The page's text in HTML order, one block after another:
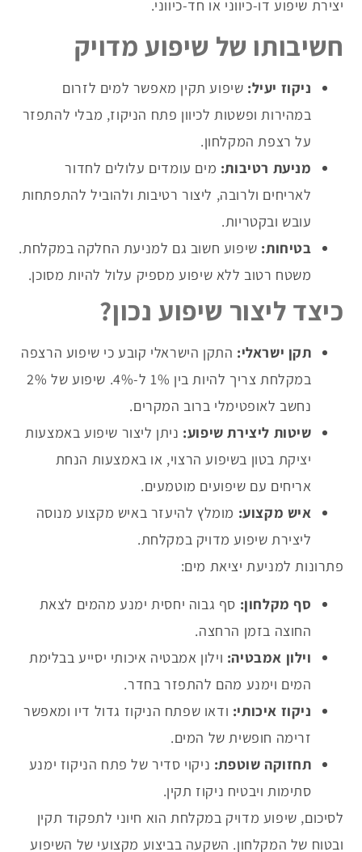
יצירת שיפוע דו-כיווני או חד-כיווני.
חשיבותו של שיפוע מדויק
ניקוז יעיל: שיפוע תקין מאפשר למים לזרום
במהירות ופשטות לכיוון פתח הניקוז, מבלי להתפזר
על רצפת המקלחון.
מניעת רטיבות: מים עומדים עלולים לחדור
לאריחים ולרובה, ליצור רטיבות ולהוביל להתפתחות
עובש ובקטריות.
בטיחות: שיפוע חשוב גם למניעת החלקה במקלחת.
משטח רטוב ללא שיפוע מספיק עלול להיות מסוכן.
כיצד ליצור שיפוע נכון?
תקן ישראלי: התקן הישראלי קובע כי שיפוע הרצפה
במקלחת צריך להיות בין 1% ל-4%. שיפוע של 2%
נחשב לאופטימלי ברוב המקרים.
שיטות ליצירת שיפוע: ניתן ליצור שיפוע באמצעות
יציקת בטון בשיפוע הרצוי, או באמצעות הנחת
אריחים עם שיפועים מוטמעים.
איש מקצוע: מומלץ להיעזר באיש מקצוע מנוסה
ליצירת שיפוע מדויק במקלחת.
פתרונות למניעת יציאת מים:
סף מקלחון: סף גבוה יחסית ימנע מהמים לצאת
החוצה בזמן הרחצה.
וילון אמבטיה: וילון אמבטיה איכותי יסייע בבלימת
המים וימנע מהם להתפזר בחדר.
ניקוז איכותי: ודאו שפתח הניקוז גדול דיו ומאפשר
זרימה חופשית של המים.
תחזוקה שוטפת: ניקוי סדיר של פתח הניקוז ימנע
סתימות ויבטיח ניקוז תקין.
לסיכום, שיפוע מדויק במקלחת הוא חיוני לתפקוד תקין
ובטוח של המקלחון. השקעה בביצוע מקצועי של השיפוע